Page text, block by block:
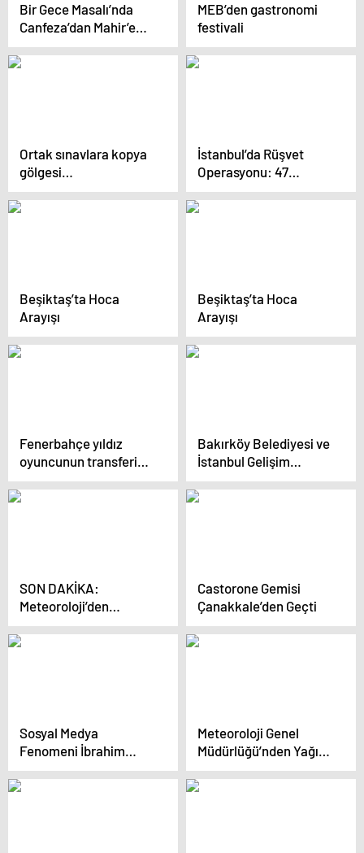
Bir Gece Masalı’nda
Canfeza’dan Mahir’e
sürpriz
MEB’den gastronomi
festivali
Ortak sınavlara kopya
gölgesi…
İstanbul’da Rüşvet
Operasyonu: 47
Şüpheli Gözaltında
Beşiktaş’ta Hoca
Arayışı
Beşiktaş’ta Hoca
Arayışı
Fenerbahçe yıldız
oyuncunun transferini
bitirmeye yakın!
Galatasaray detayı
Bakırköy Belediyesi ve
İstanbul Gelişim
Üniversitesi’nden Anne
Destek Paketi
SON DAKİKA:
Meteoroloji’den
İstanbul için hafta sonu
uyarısı! Plan yapanlar
Castorone Gemisi
Çanakkale’den Geçti
Sosyal Medya
Fenomeni İbrahim
Yılmaz Yasal Süreçten
Geçiyor
Meteoroloji Genel
Müdürlüğü’nden Yağışlı
Hava Uyarısı